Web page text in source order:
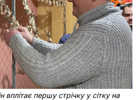
першу стрічку у сітку на